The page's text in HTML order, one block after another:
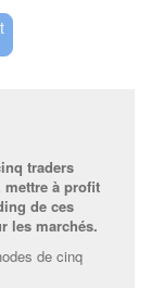
traders
mettre à profit
de ces
les marchés.
de cinq